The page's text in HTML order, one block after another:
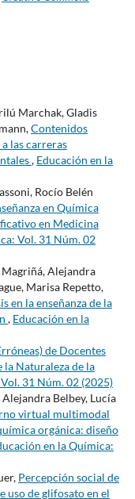
Marchak, Gladis
Contenidos
las carreras
, Educación en la
Rocío Belén
en Química
en Medicina
Vol. 31 Núm. 02
Alejandra
Marisa Repetto,
en la enseñanza de la
, Educación en la
de Docentes
la Naturaleza de la
31 Núm. 02 (2025)
Belbey, Lucía
virtual multimodal
orgánica: diseño
en la Química:
Percepción social de
uso de glifosato en el